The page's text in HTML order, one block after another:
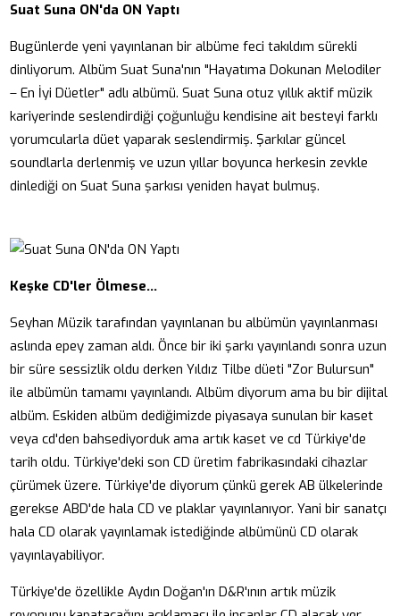
Suat Suna ON'da ON Yaptı
Bugünlerde yeni yayınlanan bir albüme feci takıldım sürekli
dinliyorum. Albüm Suat Suna'nın "Hayatıma Dokunan Melodiler
– En İyi Düetler" adlı albümü. Suat Suna otuz yıllık aktif müzik
kariyerinde seslendirdiği çoğunluğu kendisine ait besteyi farklı
yorumcularla düet yaparak seslendirmiş. Şarkılar güncel
soundlarla derlenmiş ve uzun yıllar boyunca herkesin zevkle
dinlediği on Suat Suna şarkısı yeniden hayat bulmuş.
Keşke CD'ler Ölmese…
Seyhan Müzik tarafından yayınlanan bu albümün yayınlanması
aslında epey zaman aldı. Önce bir iki şarkı yayınlandı sonra uzun
bir süre sessizlik oldu derken Yıldız Tilbe düeti "Zor Bulursun"
ile albümün tamamı yayınlandı. Albüm diyorum ama bu bir dijital
albüm. Eskiden albüm dediğimizde piyasaya sunulan bir kaset
veya cd'den bahsediyorduk ama artık kaset ve cd Türkiye'de
tarih oldu. Türkiye'deki son CD üretim fabrikasındaki cihazlar
çürümek üzere. Türkiye'de diyorum çünkü gerek AB ülkelerinde
gerekse ABD'de hala CD ve plaklar yayınlanıyor. Yani bir sanatçı
hala CD olarak yayınlamak istediğinde albümünü CD olarak
yayınlayabiliyor.
Türkiye'de özellikle Aydın Doğan'ın D&R'ının artık müzik